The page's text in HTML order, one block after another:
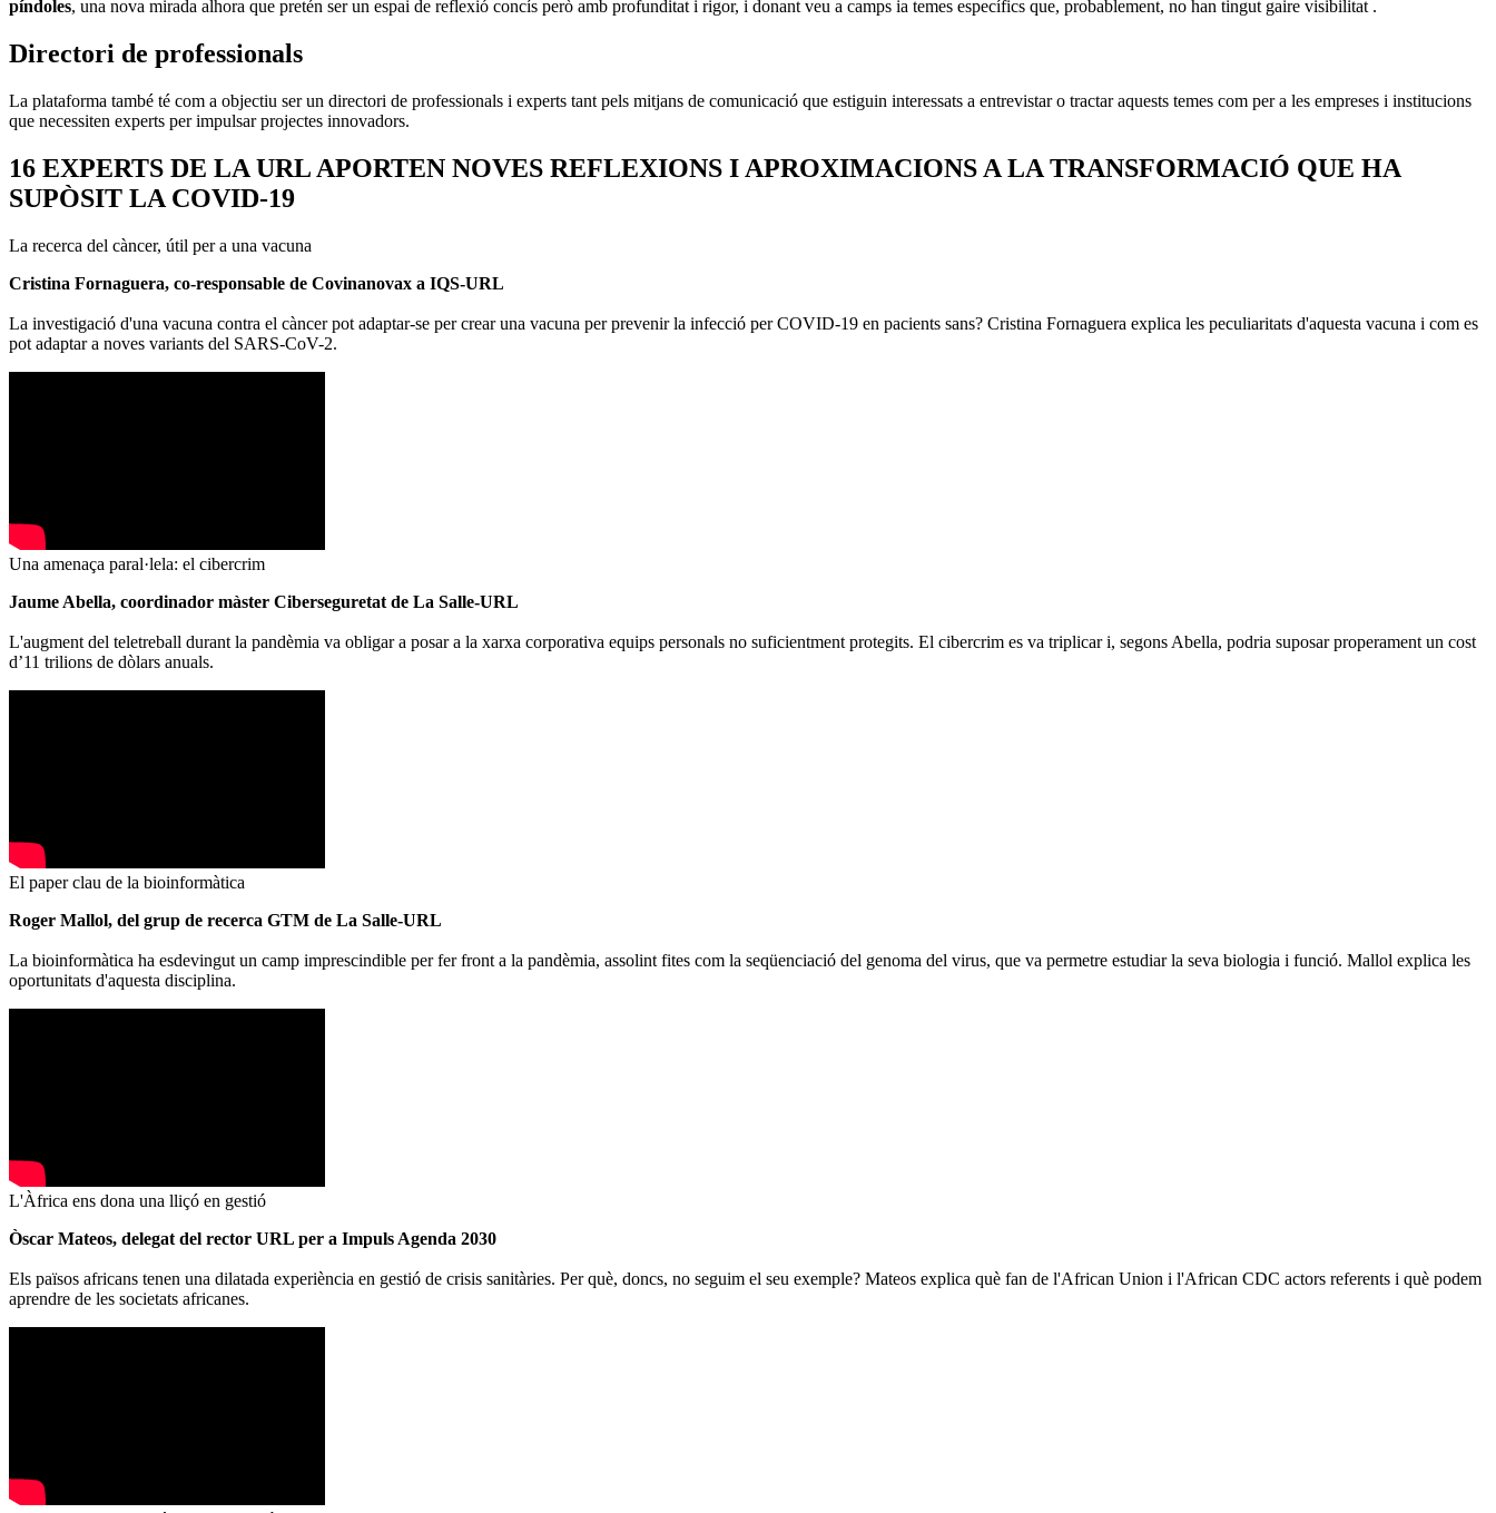
píndoles, una nova mirada alhora que pretén ser un espai de reflexió concís però amb profunditat i rigor, i donant veu a camps ia temes específics que, probablement, no han tingut gaire visibilitat .
Directori de professionals
La plataforma també té com a objectiu ser un directori de professionals i experts tant pels mitjans de comunicació que estiguin interessats a entrevistar o tractar aquests temes com per a les empreses i institucions
que necessiten experts per impulsar projectes innovadors.
16 EXPERTS DE LA URL APORTEN NOVES REFLEXIONS I APROXIMACIONS A LA TRANSFORMACIÓ QUE HA
SUPÒSIT LA COVID-19
La recerca del càncer, útil per a una vacuna
Cristina Fornaguera, co-responsable de Covinanovax a IQS-URL
La investigació d'una vacuna contra el càncer pot adaptar-se per crear una vacuna per prevenir la infecció per COVID-19 en pacients sans? Cristina Fornaguera explica les peculiaritats d'aquesta vacuna i com es
pot adaptar a noves variants del SARS-CoV-2.
Una amenaça paral·lela: el cibercrim
Jaume Abella, coordinador màster Ciberseguretat de La Salle-URL
L'augment del teletreball durant la pandèmia va obligar a posar a la xarxa corporativa equips personals no suficientment protegits. El cibercrim es va triplicar i, segons Abella, podria suposar properament un cost
d’11 trilions de dòlars anuals.
El paper clau de la bioinformàtica
Roger Mallol, del grup de recerca GTM de La Salle-URL
La bioinformàtica ha esdevingut un camp imprescindible per fer front a la pandèmia, assolint fites com la seqüenciació del genoma del virus, que va permetre estudiar la seva biologia i funció. Mallol explica les
oportunitats d'aquesta disciplina.
L'Àfrica ens dona una lliçó en gestió
Òscar Mateos, delegat del rector URL per a Impuls Agenda 2030
Els països africans tenen una dilatada experiència en gestió de crisis sanitàries. Per què, doncs, no seguim el seu exemple? Mateos explica què fan de l'African Union i l'African CDC actors referents i què podem
aprendre de les societats africanes.